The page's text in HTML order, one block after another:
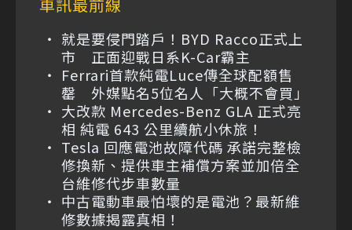
就是要侵門踏戶！BYD Racco正式上
市 正面迎戰日系K-Car霸主
Ferrari首款純電Luce傳全球配額售
罄 外媒點名5位名人「大概不會買」
大改款 Mercedes-Benz GLA 正式亮
相 純電 643 公里續航小休旅！
Tesla 回應電池故障代碼 承諾完整檢
修換新、提供車主補償方案並加倍全
台維修代步車數量
中古電動車最怕壞的是電池？最新維
修數據揭露真相！